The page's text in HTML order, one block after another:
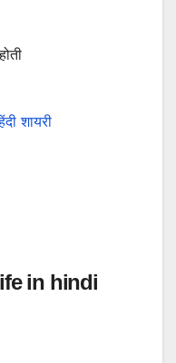
शायरी
in hindi